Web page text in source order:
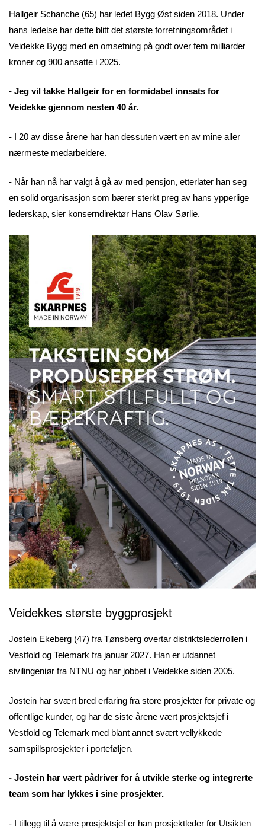
Hallgeir Schanche (65) har ledet Bygg Øst siden 2018. Under
hans ledelse har dette blitt det største forretningsområdet i
Veidekke Bygg med en omsetning på godt over fem milliarder
kroner og 900 ansatte i 2025.
- Jeg vil takke Hallgeir for en formidabel innsats for
Veidekke gjennom nesten 40 år.
- I 20 av disse årene har han dessuten vært en av mine aller
nærmeste medarbeidere.
- Når han nå har valgt å gå av med pensjon, etterlater han seg
en solid organisasjon som bærer sterkt preg av hans ypperlige
lederskap, sier konserndirektør Hans Olav Sørlie.
Veidekkes største byggprosjekt
Jostein Ekeberg (47) fra Tønsberg overtar distriktslederrollen i
Vestfold og Telemark fra januar 2027. Han er utdannet
sivilingeniør fra NTNU og har jobbet i Veidekke siden 2005.
Jostein har svært bred erfaring fra store prosjekter for private og
offentlige kunder, og har de siste årene vært prosjektsjef i
Vestfold og Telemark med blant annet svært vellykkede
samspillsprosjekter i porteføljen.
- Jostein har vært pådriver for å utvikle sterke og integrerte
team som har lykkes i sine pro­sjekt­er.
- I tillegg til å være prosjektsjef er han prosjektleder for Utsikten